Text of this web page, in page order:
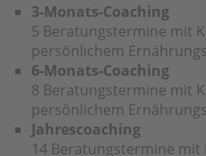
3-Monats-Coaching
5 Beratungstermine mit
persönlichem
6-Monats-Coaching
8 Beratungstermine mit
persönlichem
Jahrescoaching
14 Beratungstermine mit